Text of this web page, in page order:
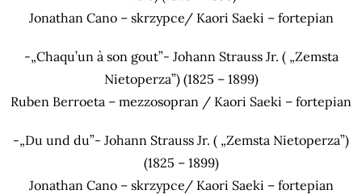
Jonathan Cano – skrzypce/ Kaori Saeki – fortepian
-„Chaqu’un à son gout”- Johann Strauss Jr. ( „Zemsta
Nietoperza”) (1825 – 1899)
Ruben Berroeta – mezzosopran / Kaori Saeki – fortepian
-„Du und du”- Johann Strauss Jr. ( „Zemsta Nietoperza”)
(1825 – 1899)
Jonathan Cano – skrzypce/ Kaori Saeki – fortepian